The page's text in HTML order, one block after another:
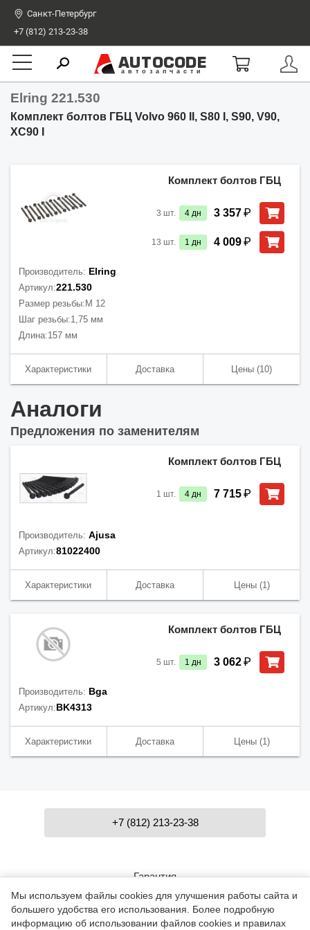
Санкт-Петербург
+7 (812) 213-23-38
AUTOCODE
автозапчасти
Elring 221.530
Комплект болтов ГБЦ Volvo 960 II, S80 I, S90, V90,
XC90 I
Комплект болтов ГБЦ
3 шт. 4 дн 3 357₽
13 шт. 1 дн 4 009₽
Производитель: Elring
Артикул:221.530
Размер резьбы: M 12
Шаг резьбы:1,75 мм
Длина:157 мм
Характеристики Доставка Цены (10)
Аналоги
Предложения по заменителям
Комплект болтов ГБЦ
1 шт. 4 дн 7 715₽
Производитель: Ajusa
Артикул:81022400
Характеристики Доставка Цены(1)
Комплект болтов ГБЦ
5 шт. 1 дн 3 062₽
Производитель: Bga
Артикул:BK4313
Характеристики Доставка Цены(1)
+7 (812) 213-23-38
Гарантия
Контакты
Мы используем файлы cookies для улучшения работы сайта и
большего удобства его использования. Более подробную
информацию об использовании файлов cookies и правилах